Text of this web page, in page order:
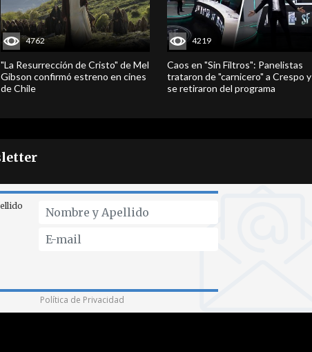
4762
"La Resurrección de Cristo" de Mel
Gibson confirmó estreno en cines
de Chile
4219
Caos en "Sin Filtros": Panelistas
trataron de "carnicero" a Crespo y
se retiraron del programa
Política de Privacidad